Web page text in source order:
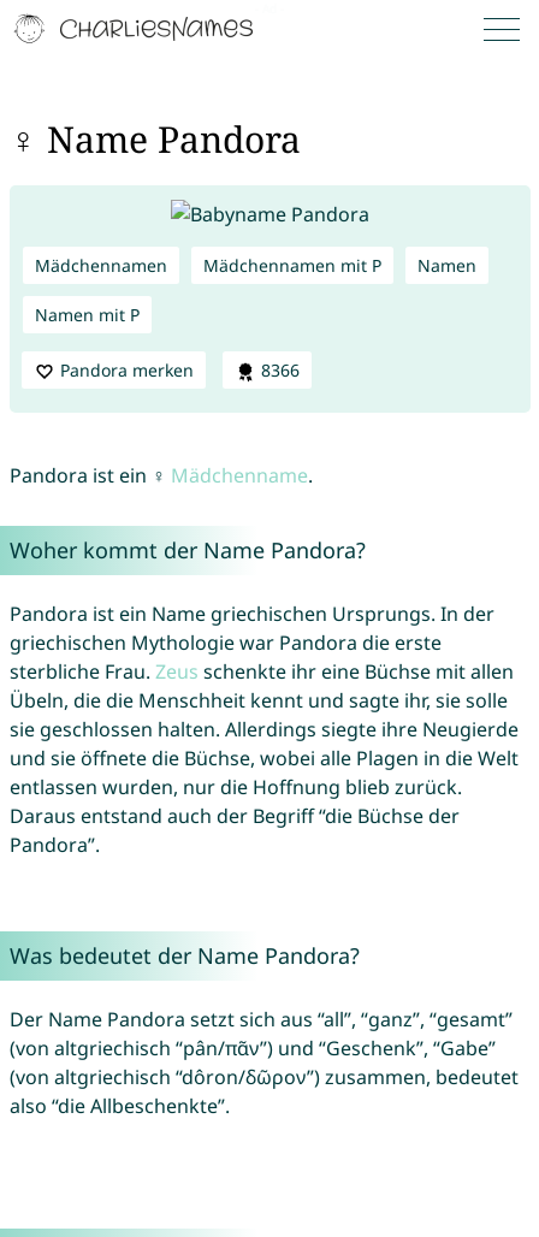
♀ Name Pandora
Mädchennamen Mädchennamen mit P Namen
Namen mit P
Pandora merken 8366
Pandora ist ein ♀ Mädchenname.
Woher kommt der Name Pandora?
Pandora ist ein Name griechischen Ursprungs. In der
griechischen Mythologie war Pandora die erste
sterbliche Frau. Zeus schenkte ihr eine Büchse mit allen
Übeln, die die Menschheit kennt und sagte ihr, sie solle
sie geschlossen halten. Allerdings siegte ihre Neugierde
und sie öffnete die Büchse, wobei alle Plagen in die Welt
entlassen wurden, nur die Hoffnung blieb zurück.
Daraus entstand auch der Begriff “die Büchse der
Pandora”.
Was bedeutet der Name Pandora?
Der Name Pandora setzt sich aus “all”, “ganz”, “gesamt”
(von altgriechisch “pân/πᾶν”) und “Geschenk”, “Gabe”
(von altgriechisch “dôron/δῶρον”) zusammen, bedeutet
also “die Allbeschenkte”.